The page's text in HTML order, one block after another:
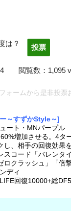
は？
03/14
ームから是非投票
～すずかStyle～]
ート・MNパープル
増加させる。4タ
し、相手の回復効果
スコード「バレンタ
クラッシュ」「倍
ディ
回復10000+総